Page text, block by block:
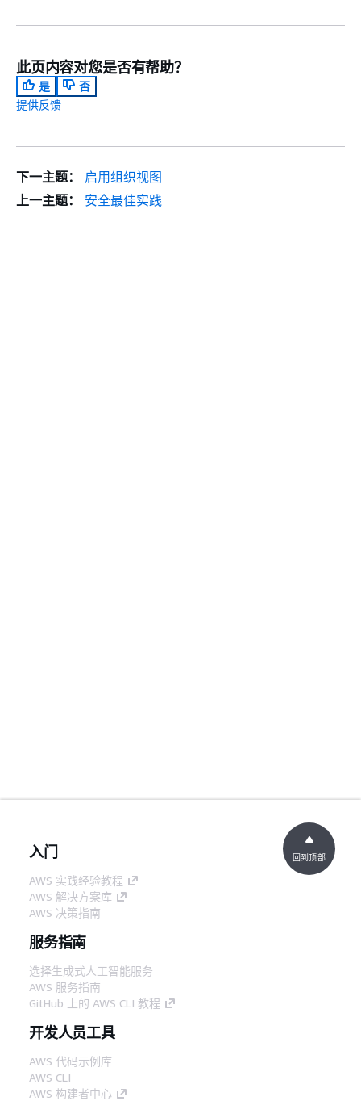
此页内容对您是否有帮助？
是
否
提供反馈
下一主题：
启用组织视图
上一主题：
安全最佳实践
入门
AWS 实践经验教程
AWS 解决方案库
AWS 决策指南
服务指南
选择生成式人工智能服务
AWS 服务指南
GitHub 上的 AWS CLI 教程
开发人员工具
AWS 代码示例库
AWS CLI
AWS 构建者中心
回到顶部